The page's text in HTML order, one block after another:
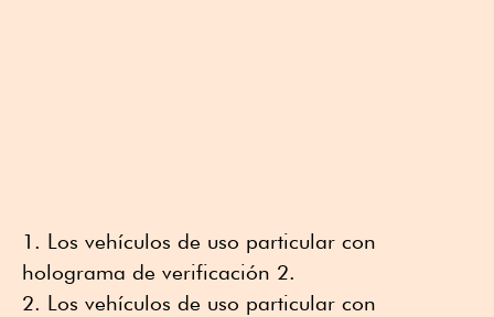
Los vehículos de uso particular con
holograma de verificación 2.
Los vehículos de uso particular con